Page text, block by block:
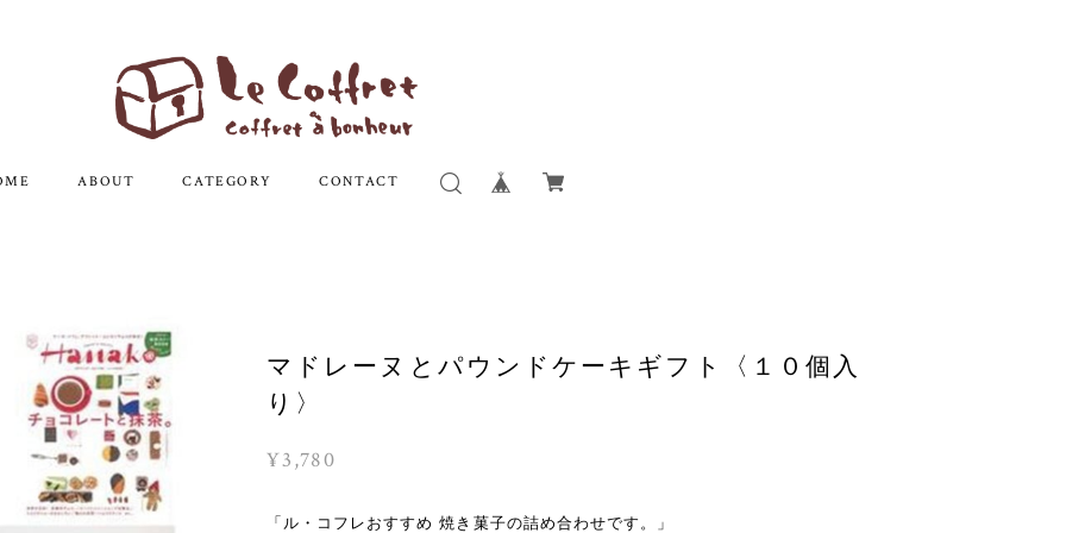
ABOUT CATEGORY CONTACT
マドレーヌとパウンドケーキギフト〈１０個入
り〉
¥3,780
「ル・コフレおすすめ 焼き菓子の詰め合わせです。」